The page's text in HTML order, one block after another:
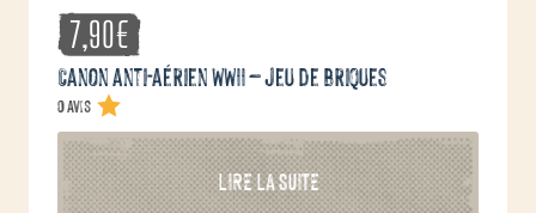
7,90€
Canon anti-aérien WWII – jeu de briques
0 avis
LIRE LA SUITE